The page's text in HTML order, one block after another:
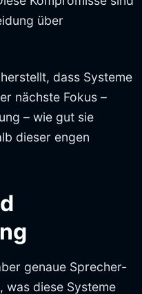
über
dass Systeme
nächste Fokus –
– wie gut sie
dieser engen
genaue Sprecher-
was diese Systeme